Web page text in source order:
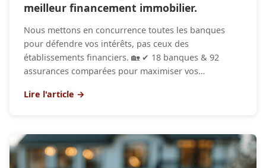
meilleur financement immobilier.
Nous mettons en concurrence toutes les banques
pour défendre vos intérêts, pas ceux des
établissements financiers. 🏡 ✔ 18 banques & 92
assurances comparées pour maximiser vos…
Lire l'article →